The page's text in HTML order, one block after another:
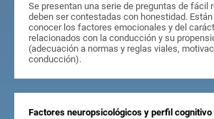
Se presentan una serie de preguntas de fácil
deben ser contestadas con honestidad.
conocer los factores emocionales y del
relacionados con la conducción y su
(adecuación a normas y reglas viales,
conducción).
Factores neuropsicológicos y perfil cognitivo